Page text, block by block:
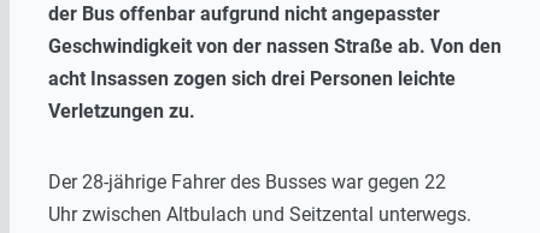
der Bus offenbar aufgrund nicht angepasster
Geschwindigkeit von der nassen Straße ab. Von den
acht Insassen zogen sich drei Personen leichte
Verletzungen zu.
Der 28-jährige Fahrer des Busses war gegen 22
Uhr zwischen Altbulach und Seitzental unterwegs.